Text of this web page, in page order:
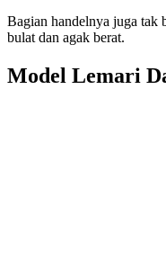
Bagian handelnya juga tak
bulat dan agak berat.
Model Lemari